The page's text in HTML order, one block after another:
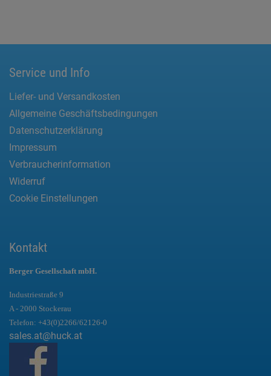
Service und Info
Liefer- und Versandkosten
Allgemeine Geschäftsbedingungen
Datenschutzerklärung
Impressum
Verbraucherinformation
Widerruf
Cookie Einstellungen
Kontakt
Berger Gesellschaft mbH.
Industriestraße 9
A - 2000 Stockerau
Telefon: +43(0)2266/62126-0
sales.at@huck.at